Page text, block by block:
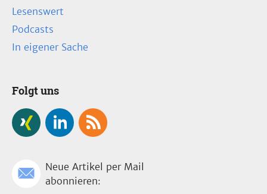
Lesenswert
Podcasts
In eigener Sache
Folgt uns
Neue Artikel per Mail
abonnieren: